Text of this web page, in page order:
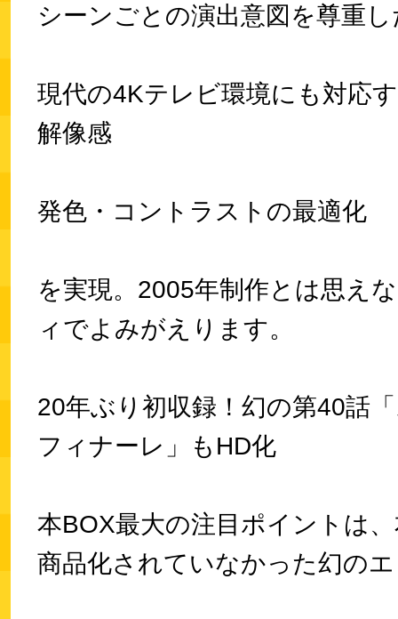
シーンごとの演出意図を尊重
現代の4Kテレビ環境にも対応
解像感
発色・コントラストの最適化
を実現。2005年制作とは思え
ィでよみがえります。
20年ぶり初収録！幻の第40話
フィナーレ」もHD化
本BOX最大の注目ポイントは
商品化されていなかった幻の